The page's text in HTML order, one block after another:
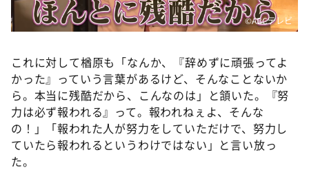
©️ABCテレビ
これに対して楢原も「なんか、『辞めずに頑張ってよ
かった』っていう言葉があるけど、そんなことないか
ら。本当に残酷だから、こんなのは」と頷いた。『努
力は必ず報われる』って。報われねぇよ、そんな
の！」「報われた人が努力をしていただけで、努力し
ていたら報われるというわけではない」と言い放っ
た。